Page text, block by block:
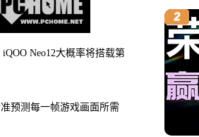
Neo12大概率将搭载第
预测每一帧游戏画面所需